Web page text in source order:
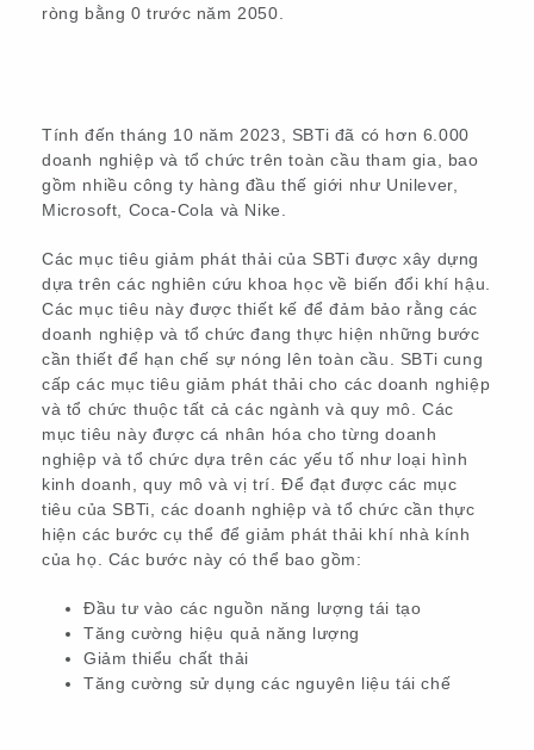
ròng bằng 0 trước năm 2050.
Tính đến tháng 10 năm 2023, SBTi đã có hơn 6.000
doanh nghiệp và tổ chức trên toàn cầu tham gia, bao
gồm nhiều công ty hàng đầu thế giới như Unilever,
Microsoft, Coca-Cola và Nike.
Các mục tiêu giảm phát thải của SBTi được xây dựng
dựa trên các nghiên cứu khoa học về biến đổi khí hậu.
Các mục tiêu này được thiết kế để đảm bảo rằng các
doanh nghiệp và tổ chức đang thực hiện những bước
cần thiết để hạn chế sự nóng lên toàn cầu. SBTi cung
cấp các mục tiêu giảm phát thải cho các doanh nghiệp
và tổ chức thuộc tất cả các ngành và quy mô. Các
mục tiêu này được cá nhân hóa cho từng doanh
nghiệp và tổ chức dựa trên các yếu tố như loại hình
kinh doanh, quy mô và vị trí. Để đạt được các mục
tiêu của SBTi, các doanh nghiệp và tổ chức cần thực
hiện các bước cụ thể để giảm phát thải khí nhà kính
của họ. Các bước này có thể bao gồm:
Đầu tư vào các nguồn năng lượng tái tạo
Tăng cường hiệu quả năng lượng
Giảm thiểu chất thải
Tăng cường sử dụng các nguyên liệu tái chế